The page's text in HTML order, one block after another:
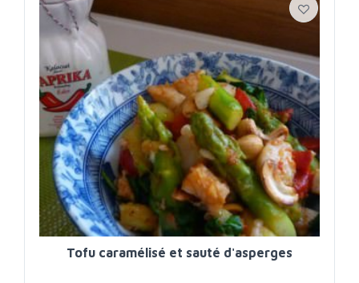
Tofu caramélisé et sauté d'asperges